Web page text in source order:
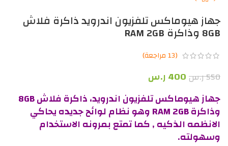
جهاز هيوماكس تلفزيون اندرويد ذاكرة فلاش
8GB وذاكرة RAM 2GB
(
13مراجعة)
550ر.س 400ر.س
جهاز هيوماكس تلفزيون اندرويد، ذاكرة فلاش 8GB
وذاكرة RAM 2GB وهو نظام لوائح جديده يحاكي
الانظمه الذكيه , كما تمتع بمرونه الاستخدام
وسهولته.